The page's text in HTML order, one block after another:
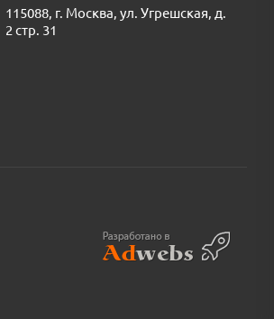
115088, г. Москва, ул. Угрешская, д.
2 стр. 31